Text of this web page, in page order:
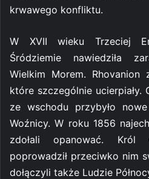
krwawego konfliktu.
W XVII wieku Trzeciej
Śródziemie nawiedziła
Wielkim Morem. Rhovanion
które szczególnie ucierpiały.
ze wschodu przybyło
Woźnicy. W roku 1856
zdołali opanować. Król
poprowadził przeciwko nim
dołączyli także Ludzie